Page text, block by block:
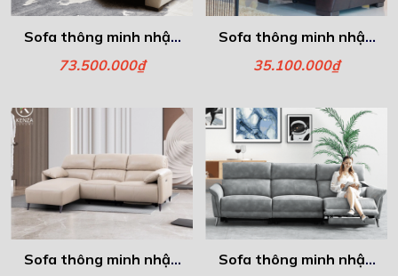
Sofa thông minh nhập
khẩu – Mira
73.500.000₫
Sofa thông minh nhập
khẩu - Ghế đơn Mira
35.100.000₫
Sofa thông minh nhập
Sofa thông minh nhập